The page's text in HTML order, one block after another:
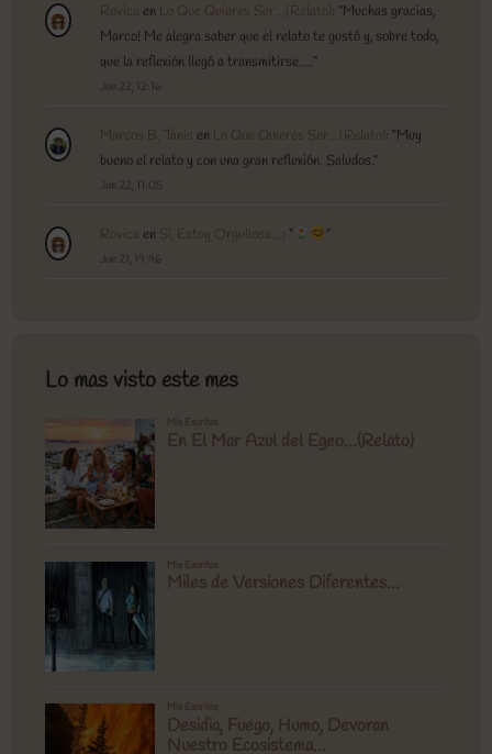
Rovica en Lo Que Quieres Ser…(Relato) : “Muchas gracias,
Marco! Me alegra saber que el relato te gustó y, sobre todo,
que la reflexión llegó a transmitirse.…”
Jun 22, 12:16
Marcos B. Tanis en Lo Que Quieres Ser…(Relato) : “Muy
bueno el relato y con una gran reflexión. Saludos.”
Jun 22, 11:05
Rovica en Sí, Estoy Orgullosa… : “ ”
Jun 21, 19:46
Lo mas visto este mes